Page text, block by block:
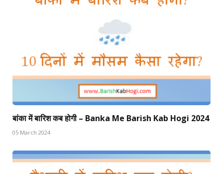
बांका में बारिश कब होगी – Banka Me Barish Kab Hogi 2024
05 March 2024